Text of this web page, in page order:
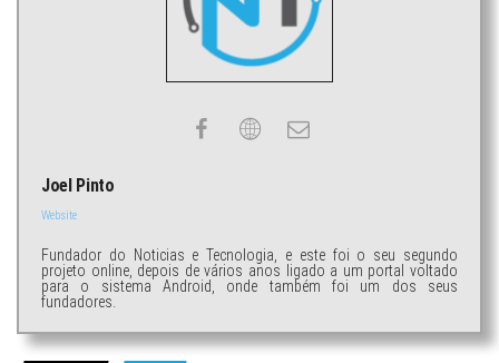
Joel Pinto
Website
Fundador do Noticias e Tecnologia, e este foi o seu segundo
projeto online, depois de vários anos ligado a um portal voltado
para o sistema Android, onde também foi um dos seus
fundadores.